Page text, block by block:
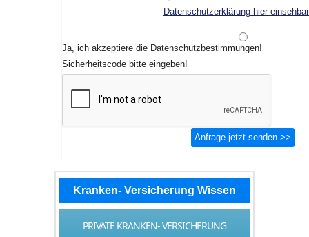
Datenschutzerklärung hier
Ja, ich akzeptiere die Datenschutzbestimmungen!
Sicherheitscode bitte eingeben!
Kranken- Versicherung Wissen
PRIVATE KRANKEN- VERSICHERUNG